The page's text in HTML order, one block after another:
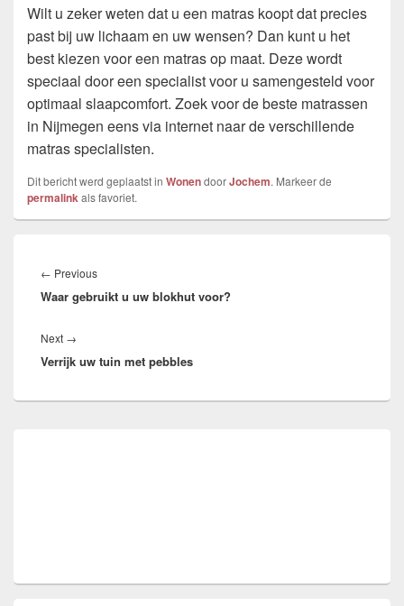
Wilt u zeker weten dat u een matras koopt dat precies
past bij uw lichaam en uw wensen? Dan kunt u het
best kiezen voor een matras op maat. Deze wordt
speciaal door een specialist voor u samengesteld voor
optimaal slaapcomfort. Zoek voor de beste matrassen
in Nijmegen eens via internet naar de verschillende
matras specialisten.
Dit bericht werd geplaatst in WonendoorJochem. Markeer de
permalinkals favoriet.
navigatie
← PreviousPrevious
post:
Waar gebruikt u uw blokhut voor?
Next →
post:
Verrijk uw tuin met pebbles